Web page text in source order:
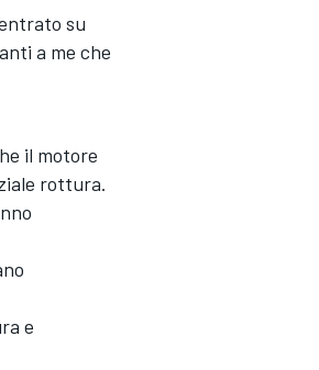
su
a me che
il motore
rottura.
e